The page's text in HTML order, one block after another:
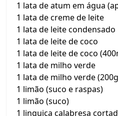
1 lata de atum em água
1 lata de creme de leite
1 lata de leite condensado
1 lata de leite de coco
1 lata de leite de coco
1 lata de milho verde
1 lata de milho verde
1 limão (suco e raspas)
1 limão (suco)
1 linguiça calabresa